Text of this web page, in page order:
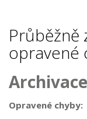
Průběžně
opravené
Opravené chyby: